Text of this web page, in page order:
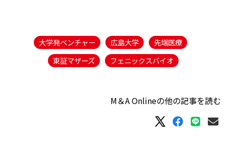
大学発ベンチャー 広島大学
先端医療
東証マザーズ
フェニックスバイオ
M＆A Onlineの他の記事を読む